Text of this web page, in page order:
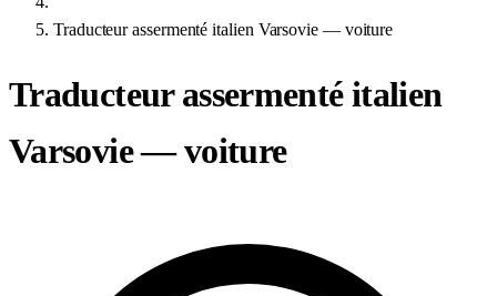
Traducteur assermenté italien Varsovie — voiture
Traducteur assermenté italien
Varsovie — voiture